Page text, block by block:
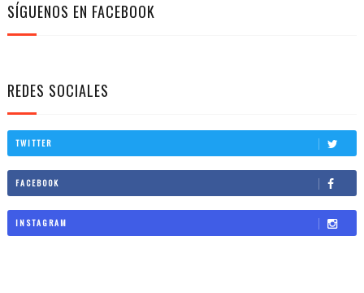
SÍGUENOS EN FACEBOOK
REDES SOCIALES
TWITTER
FACEBOOK
INSTAGRAM